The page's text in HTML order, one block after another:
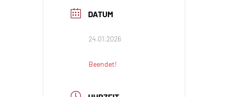
DATUM
24.01.2026
Beendet!